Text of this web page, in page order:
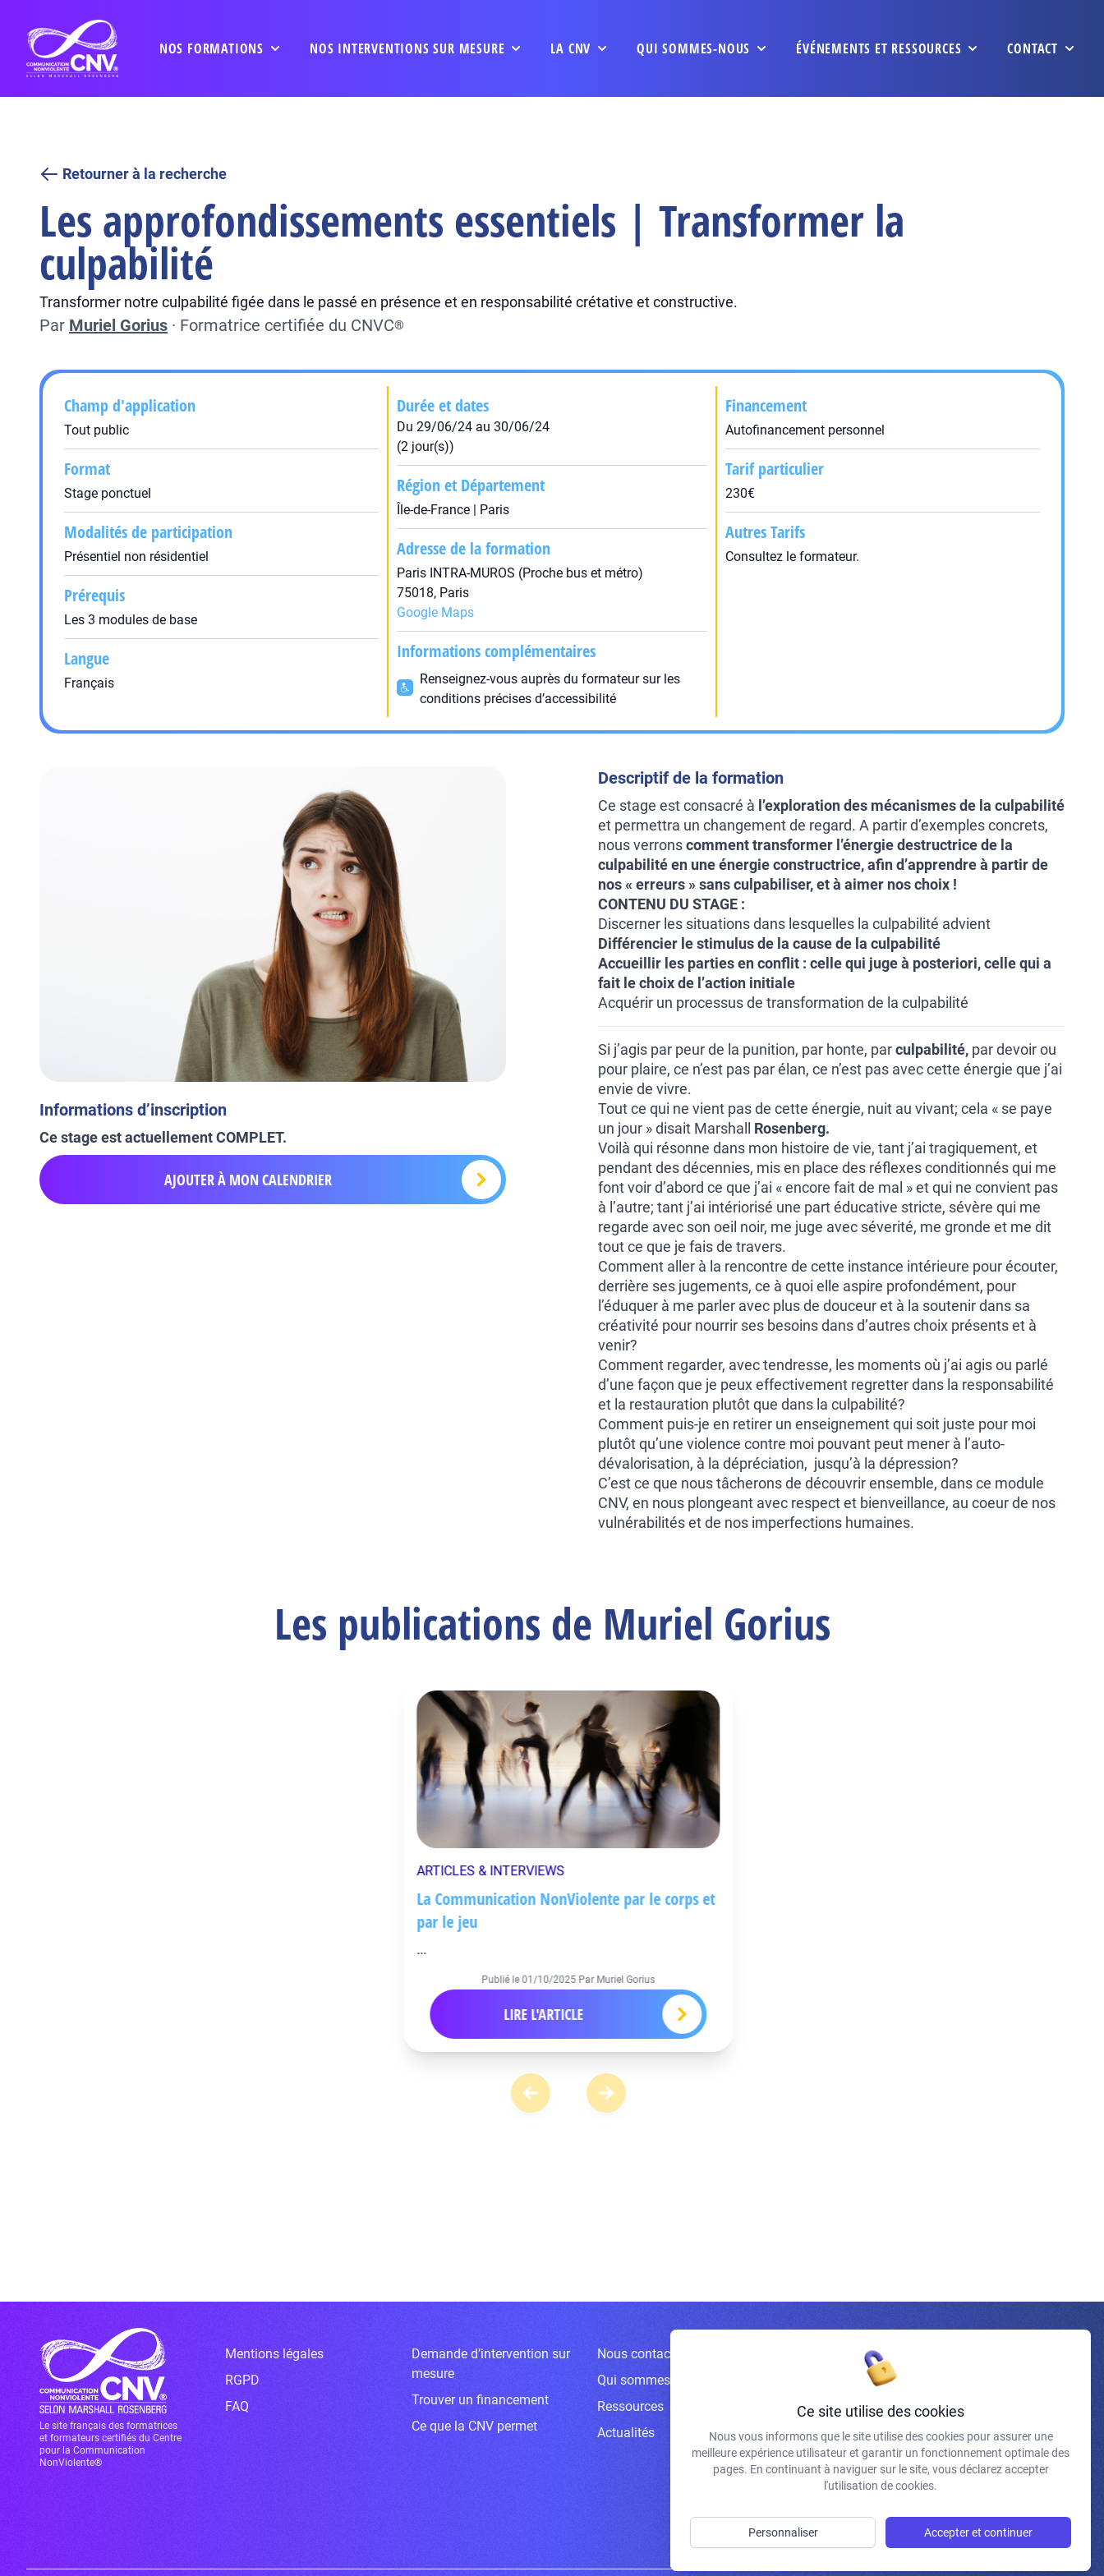
NOS FORMATIONS NOS INTERVENTIONS SUR MESURE LA CNV QUI SOMMES-NOUS ÉVÉNEMENTS ET RESSOURCES CONTACT
Retourner à la recherche
Les approfondissements essentiels | Transformer la
culpabilité
Transformer notre culpabilité figée dans le passé en présence et en responsabilité crétative et constructive.
Par Muriel Gorius · Formatrice certifiée du CNVC®
Champ d'application
Tout public
Format
Stage ponctuel
Modalités de participation
Présentiel non résidentiel
Prérequis
Les 3 modules de base
Langue
Français
Durée et dates
Du 29/06/24 au 30/06/24
(2 jour(s))
Région et Département
Île-de-France | Paris
Adresse de la formation
Paris INTRA-MUROS (Proche bus et métro)
75018, Paris
Google Maps
Informations complémentaires
Renseignez-vous auprès du formateur sur les
conditions précises d’accessibilité
Financement
Autofinancement personnel
Tarif particulier
230€
Autres Tarifs
Consultez le formateur.
Informations d’inscription
Ce stage est actuellement COMPLET.
AJOUTER À MON CALENDRIER
Descriptif de la formation
Ce stage est consacré à l’exploration des mécanismes de la culpabilité
et permettra un changement de regard. A partir d’exemples concrets,
nous verronscomment transformer l’énergie destructrice de la
culpabilité en une énergie constructrice, afin d’apprendre à partir de
nos « erreurs » sans culpabiliser, et à aimer nos choix !
CONTENU DU STAGE :
Discerner les situations dans lesquelles la culpabilité advient
Différencier le stimulus de la cause de la culpabilité
Accueillir les parties en conflit : celle qui juge à posteriori, celle qui a
fait le choix de l’action initiale
Acquérir un processus de transformation de la culpabilité
Si j’agis par peur de la punition, par honte, parculpabilité, par devoir ou
pour plaire, ce n’est pas par élan, ce n’est pas avec cette énergie que j’ai
envie de vivre.
Tout ce qui ne vient pas de cette énergie, nuit au vivant; cela « se paye
un jour » disait Marshall
Rosenberg.
Voilà qui résonne dans mon histoire de vie, tant j’ai tragiquement, et
pendant des décennies, mis en place des réflexes conditionnés qui me
font voir d’abord ce que j’ai « encore fait de mal » et qui ne convient pas
à l’autre; tant j’ai intériorisé une part éducative stricte, sévère qui me
regarde avec son oeil noir, me juge avec séverité, me gronde et me dit
tout ce que je fais de travers.
Comment aller à la rencontre de cette instance intérieure pour écouter,
derrière ses jugements, ce à quoi elle aspire profondément, pour
l’éduquer à me parler avec plus de douceur et à la soutenir dans sa
créativité pour nourrir ses besoins dans d’autres choix présents et à
venir?
Comment regarder, avec tendresse, les moments où j’ai agis ou parlé
d’une façon que je peux effectivement regretter dans la responsabilité
et la restauration plutôt que dans la culpabilité?
Comment puis-je en retirer un enseignement qui soit juste pour moi
plutôt qu’une violence contre moi pouvant peut mener à l’auto-
dévalorisation, à la dépréciation, jusqu’à la dépression?
C’est ce que nous tâcherons de découvrir ensemble, dans ce module
CNV, en nous plongeant avec respect et bienveillance, au coeur de nos
vulnérabilités et de nos imperfections humaines.
Les publications de Muriel Gorius
ARTICLES & INTERVIEWS
La Communication NonViolente par le corps et
par le jeu
...
Publié le01/10/2025 Par Muriel Gorius
LIRE L'ARTICLE
Le site français des formatrices
et formateurs certifiés du Centre
pour la Communication
NonViolente®
Mentions légales
RGPD
FAQ
Demande d’intervention sur
mesure
Trouver un financement
Ce que la CNV permet
Nous contacter
Qui sommes-nous ?
Ressources
Actualités
Inscrivez-vous à la newsletter
J'accepte de recevoir vos e-mails et confirme avoir pris
connaissance de votre politique de confidentialité et
mentions légales.
S'INSCRIRE
Ce site utilise des cookies
Nous vous informons que le site utilise des cookies pour assurer une
meilleure expérience utilisateur et garantir un fonctionnement optimale des
pages. En continuant à naviguer sur le site, vous déclarez accepter
l'utilisation de cookies.
Accepter et continuer
Personnaliser